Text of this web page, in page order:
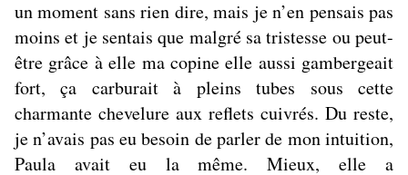
un moment sans rien dire, mais je n’en pensais pas
moins et je sentais que malgré sa tristesse ou peut-
être grâce à elle ma copine elle aussi gambergeait
fort, ça carburait à pleins tubes sous cette
charmante chevelure aux reflets cuivrés. Du reste,
je n’avais pas eu besoin de parler de mon intuition,
Paula avait eu la même. Mieux, elle a